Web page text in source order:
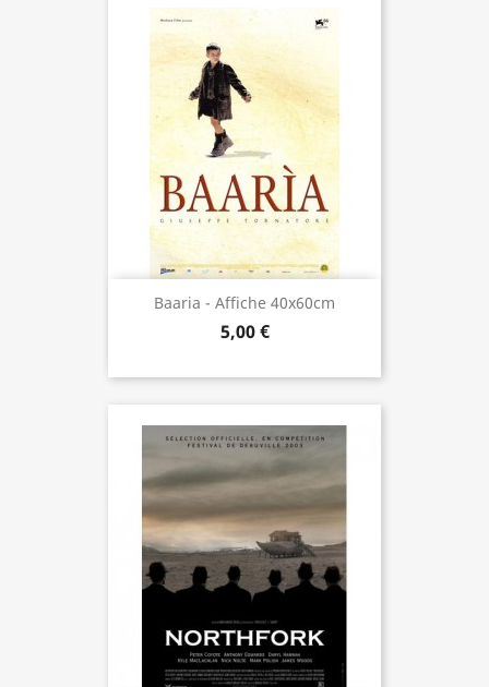
Baaria - Affiche 40x60cm
5,00 €